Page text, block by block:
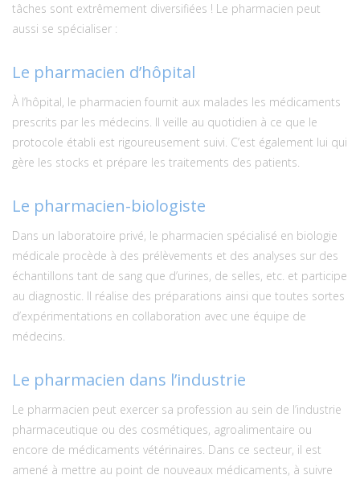
tâches sont extrêmement diversifiées ! Le pharmacien peut
aussi se spécialiser :
Le pharmacien d’hôpital
À l’hôpital, le pharmacien fournit aux malades les médicaments
prescrits par les médecins. Il veille au quotidien à ce que le
protocole établi est rigoureusement suivi. C’est également lui qui
gère les stocks et prépare les traitements des patients.
Le pharmacien-biologiste
Dans un laboratoire privé, le pharmacien spécialisé en biologie
médicale procède à des prélèvements et des analyses sur des
échantillons tant de sang que d’urines, de selles, etc. et participe
au diagnostic. Il réalise des préparations ainsi que toutes sortes
d’expérimentations en collaboration avec une équipe de
médecins.
Le pharmacien dans l’industrie
Le pharmacien peut exercer sa profession au sein de l’industrie
pharmaceutique ou des cosmétiques, agroalimentaire ou
encore de médicaments vétérinaires. Dans ce secteur, il est
amené à mettre au point de nouveaux médicaments, à suivre